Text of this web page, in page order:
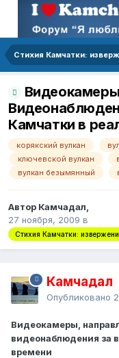
Камчатки в
корякский вулкан
ключевской вулкан
вулкан безымянный
Автор Камчадал,
27 ноября, 2009 в
Стихия Камчатки:
Камчадал
Опубликовано
Видеокамеры,
видеонаблюдения за
времени